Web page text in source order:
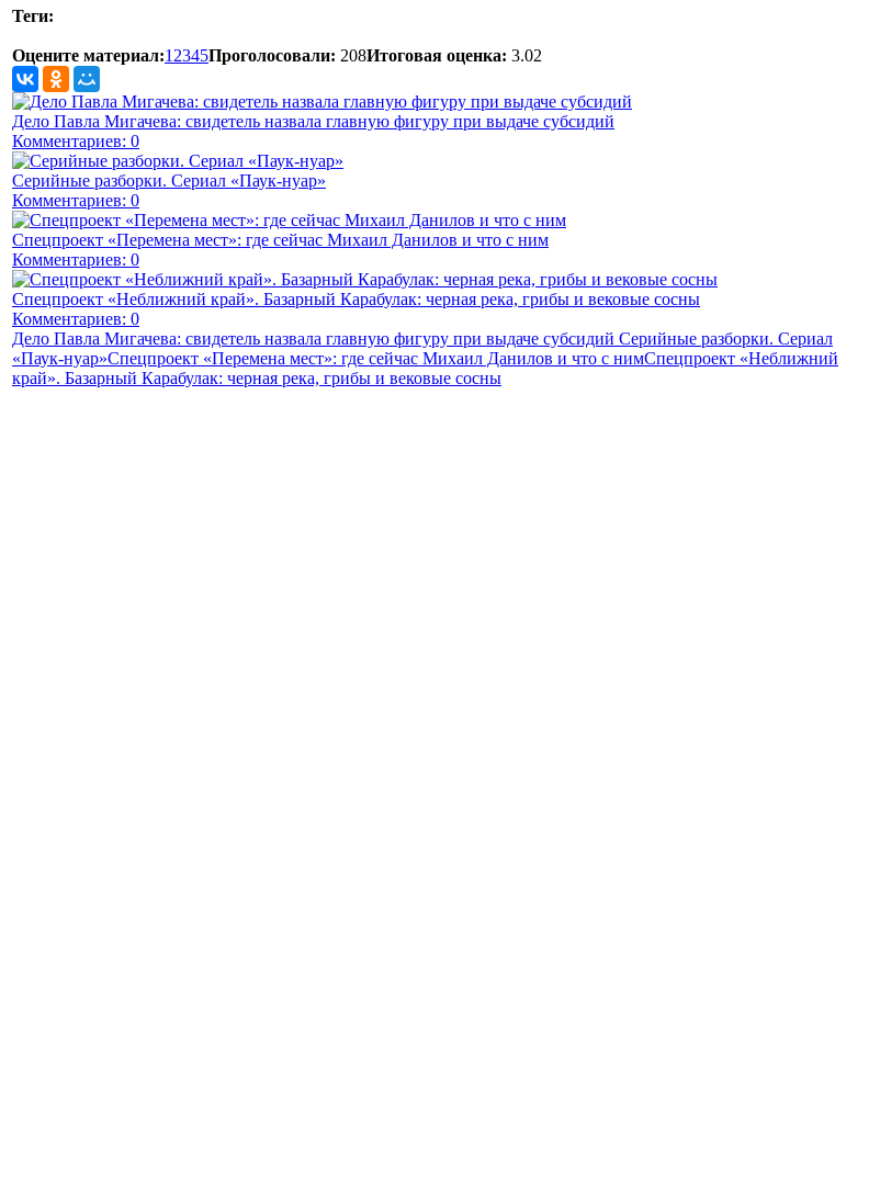
Теги:
Оцените материал:1 2345Проголосовали: 208Итоговая оценка: 3.02
Дело Павла Мигачева: свидетель назвала главную фигуру при выдаче субсидий
Комментариев: 0
Серийные разборки. Сериал «Паук-нуар»
Комментариев: 0
Спецпроект «Перемена мест»: где сейчас Михаил Данилов и что с ним
Комментариев: 0
Спецпроект «Неближний край». Базарный Карабулак: черная река, грибы и вековые сосны
Комментариев: 0
Дело Павла Мигачева: свидетель назвала главную фигуру при выдаче субсидий Серийные разборки. Сериал
«Паук-нуар»Спецпроект «Перемена мест»: где сейчас Михаил Данилов и что с нимСпецпроект «Неближний
край». Базарный Карабулак: черная река, грибы и вековые сосны